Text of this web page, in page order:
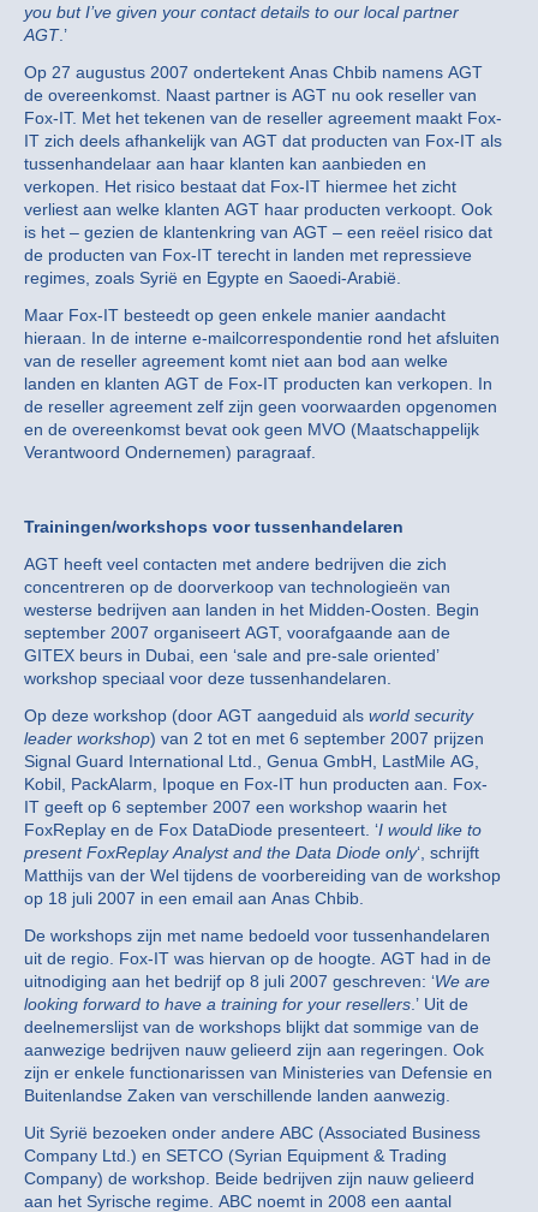
you but I’ve given your contact details to our local partner
AGT.’
Op 27 augustus 2007 ondertekent Anas Chbib namens AGT
de overeenkomst. Naast partner is AGT nu ook reseller van
Fox-IT. Met het tekenen van de reseller agreement maakt Fox-
IT zich deels afhankelijk van AGT dat producten van Fox-IT als
tussenhandelaar aan haar klanten kan aanbieden en
verkopen. Het risico bestaat dat Fox-IT hiermee het zicht
verliest aan welke klanten AGT haar producten verkoopt. Ook
is het – gezien de klantenkring van AGT – een reëel risico dat
de producten van Fox-IT terecht in landen met repressieve
regimes, zoals Syrië en Egypte en Saoedi-Arabië.
Maar Fox-IT besteedt op geen enkele manier aandacht
hieraan. In de interne e-mailcorrespondentie rond het afsluiten
van de reseller agreement komt niet aan bod aan welke
landen en klanten AGT de Fox-IT producten kan verkopen. In
de reseller agreement zelf zijn geen voorwaarden opgenomen
en de overeenkomst bevat ook geen MVO (Maatschappelijk
Verantwoord Ondernemen) paragraaf.
Trainingen/workshops voor tussenhandelaren
AGT heeft veel contacten met andere bedrijven die zich
concentreren op de doorverkoop van technologieën van
westerse bedrijven aan landen in het Midden-Oosten. Begin
september 2007 organiseert AGT, voorafgaande aan de
GITEX beurs in Dubai, een ‘sale and pre-sale oriented’
workshop speciaal voor deze tussenhandelaren.
Op deze workshop (door AGT aangeduid als world security
leader workshop) van 2 tot en met 6 september 2007 prijzen
Signal Guard International Ltd., Genua GmbH, LastMile AG,
Kobil, PackAlarm, Ipoque en Fox-IT hun producten aan. Fox-
IT geeft op 6 september 2007 een workshop waarin het
FoxReplay en de Fox DataDiode presenteert. ‘I would like to
present FoxReplay Analyst and the Data Diode only‘, schrijft
Matthijs van der Wel tijdens de voorbereiding van de workshop
op 18 juli 2007 in een email aan Anas Chbib.
De workshops zijn met name bedoeld voor tussenhandelaren
uit de regio. Fox-IT was hiervan op de hoogte. AGT had in de
uitnodiging aan het bedrijf op 8 juli 2007 geschreven: ‘We are
looking forward to have a training for your resellers .’ Uit de
deelnemerslijst van de workshops blijkt dat sommige van de
aanwezige bedrijven nauw gelieerd zijn aan regeringen. Ook
zijn er enkele functionarissen van Ministeries van Defensie en
Buitenlandse Zaken van verschillende landen aanwezig.
Uit Syrië bezoeken onder andere ABC (Associated Business
Company Ltd.) en SETCO (Syrian Equipment & Trading
Company) de workshop. Beide bedrijven zijn nauw gelieerd
aan het Syrische regime. ABC noemt in 2008 een aantal